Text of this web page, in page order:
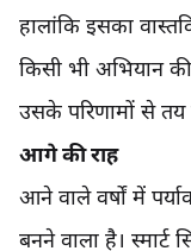
हालांकि इसका
किसी भी अभियान
उसके परिणामों से तय
आगे की राह
आने वाले वर्षों में
बनने वाला है। स्मार्ट